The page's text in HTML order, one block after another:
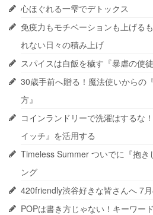
心ほぐれる一雫でデトックス
免疫力もモチベーションも上げる
れない日々の積み上げ
スパイスは白飯を穢す『暴虐の使徒
30歳手前へ贈る！魔法使いからの
方』
コインランドリーで洗濯はするな
イッチ』を活用する
Timeless Summer ついでに『抱き
ング
420friendly渋谷好きな皆さんへ 7
POPは書き方じゃない！キーワー